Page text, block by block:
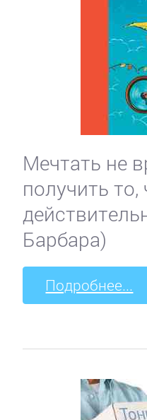
Мечтать не
получить то,
Барбара)
Подробнее...